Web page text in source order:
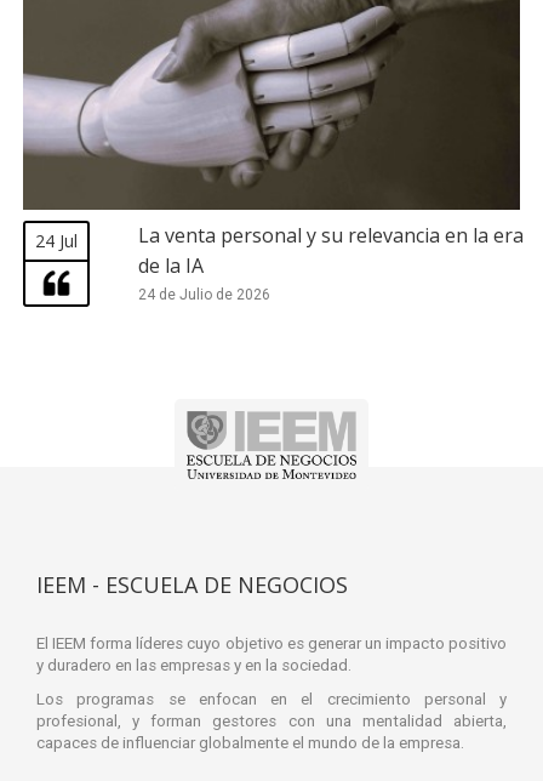
24 Jul
La venta personal y su relevancia en la era
de la IA
24 de Julio de 2026
IEEM - ESCUELA DE NEGOCIOS
El IEEM forma líderes cuyo objetivo es generar un impacto positivo
y duradero en las empresas y en la sociedad.
Los programas se enfocan en el crecimiento personal y
profesional, y forman gestores con una mentalidad abierta,
capaces de influenciar globalmente el mundo de la empresa.